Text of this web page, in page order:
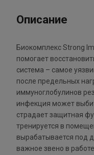
Описание
Биокомплекс Strong
помогает
система – самое
после предельных
иммуноглобулинов
инфекция может
страдает защитная
тренируется в
вырабатывается под
важное звено в